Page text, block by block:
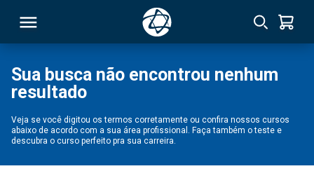
Sua busca não encontrou nenhum
resultado
Veja se você digitou os termos corretamente ou confira nossos cursos
abaixo de acordo com a sua área profissional. Faça também o teste e
descubra o curso perfeito pra sua carreira.